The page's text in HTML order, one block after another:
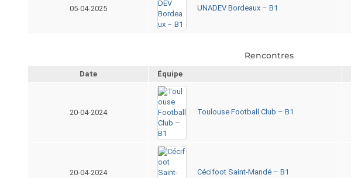
05-04-2025 UNADEV Bordeaux – B1
Rencontres
Date Équipe
20-04-2024 Toulouse Football Club – B1
20-04-2024 Cécifoot Saint-Mandé – B1